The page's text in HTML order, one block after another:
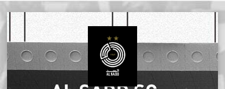
content